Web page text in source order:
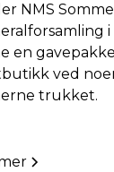
NMS
en
ved
trukket.